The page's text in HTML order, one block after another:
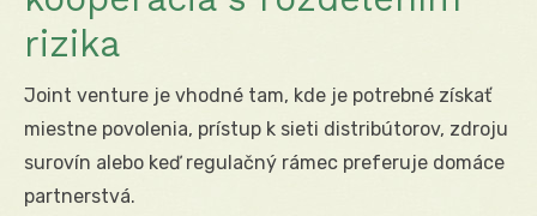
rizika
Joint venture je vhodné tam, kde je potrebné získať
miestne povolenia, prístup k sieti distribútorov, zdroju
surovín alebo keď regulačný rámec preferuje domáce
partnerstvá.